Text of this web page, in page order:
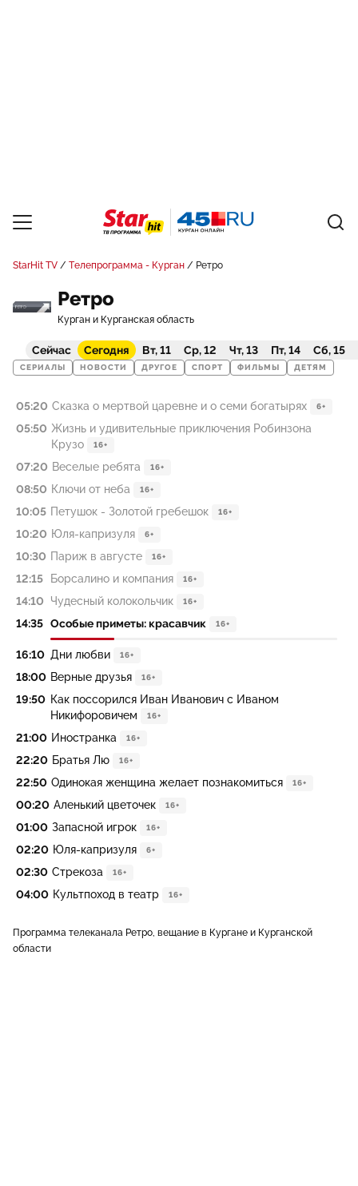
StarHit TV Телепрограмма - Курган Ретро
Ретро
Курган и Курганская область
Сейчас Сегодня Вт, 11 Ср, 12 Чт, 13 Пт, 14 Сб, 15
СЕРИАЛЫ НОВОСТИ ДРУГОЕ СПОРТ ФИЛЬМЫ ДЕТЯМ
05:20 Сказка о мертвой царевне и о семи богатырях 6+
05:50 Жизнь и удивительные приключения Робинзона
Крузо
16+
07:20 Веселые ребята 16+
08:50 Ключи от неба 16+
10:05 Петушок - Золотой гребешок 16+
10:20 Юля-капризуля 6+
10:30 Париж в августе 16+
12:15 Борсалино и компания 16+
14:10 Чудесный колокольчик 16+
14:35 Особые приметы: красавчик 16+
16:10 Дни любви 16+
18:00 Верные друзья 16+
19:50 Как поссорился Иван Иванович с Иваном
Никифоровичем
16+
21:00 Иностранка 16+
22:20 Братья Лю 16+
22:50 Одинокая женщина желает познакомиться 16+
00:20 Aленький цветочек 16+
01:00 Запасной игрок 16+
02:20 Юля-капризуля 6+
02:30 Стрекоза 16+
04:00 Культпоход в театр 16+
Программа телеканала Ретро, вещание в Кургане и Курганской
области